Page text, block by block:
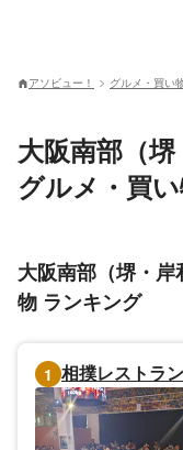
アソビュー！ グルメ・買い
大阪南部（
グルメ・買
大阪南部（堺・
物 ランキング
1 相撲レストラ